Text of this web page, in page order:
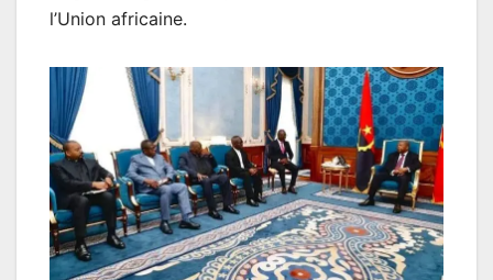
l’Union africaine.